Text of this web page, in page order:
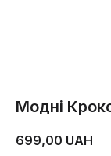
Модні
699,00 UAH